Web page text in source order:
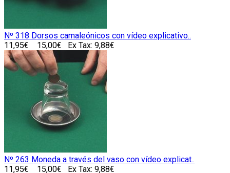
Nº 318 Dorsos camaleónicos con vídeo explicativo..
11,95€
15,00€ Ex Tax: 9,88€
Nº 263 Moneda a través del vaso con vídeo explicat..
11,95€
15,00€ Ex Tax: 9,88€